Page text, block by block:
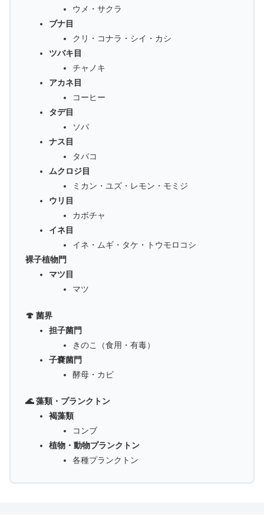
ウメ・サクラ
ブナ目
クリ・コナラ・シイ・カシ
ツバキ目
チャノキ
アカネ目
コーヒー
タデ目
ソバ
ナス目
タバコ
ムクロジ目
ミカン・ユズ・レモン・モミジ
ウリ目
カボチャ
イネ目
イネ・ムギ・タケ・トウモロコシ
裸子植物門
マツ目
マツ
🍄 菌界
担子菌門
きのこ（食用・有毒）
子嚢菌門
酵母・カビ
🌊 藻類・プランクトン
褐藻類
コンブ
植物・動物プランクトン
各種プランクトン